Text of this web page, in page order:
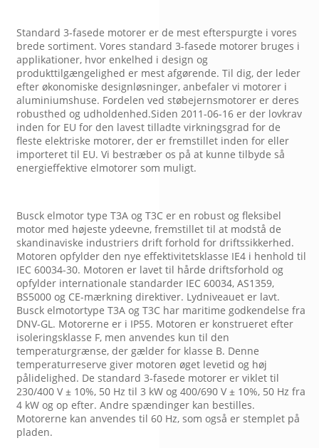
Standard 3-fasede motorer er de mest efterspurgte i vores
brede sortiment. Vores standard 3-fasede motorer bruges i
applikationer, hvor enkelhed i design og
produkttilgængelighed er mest afgørende. Til dig, der leder
efter økonomiske designløsninger, anbefaler vi motorer i
aluminiumshuse. Fordelen ved støbejernsmotorer er deres
robusthed og udholdenhed.Siden 2011-06-16 er der lovkrav
inden for EU for den lavest tilladte virkningsgrad for de
fleste elektriske motorer, der er fremstillet inden for eller
importeret til EU. Vi bestræber os på at kunne tilbyde så
energieffektive elmotorer som muligt.
Busck elmotor type T3A og T3C er en robust og fleksibel
motor med højeste ydeevne, fremstillet til at modstå de
skandinaviske industriers drift forhold for driftssikkerhed.
Motoren opfylder den nye effektivitetsklasse IE4 i henhold til
IEC 60034-30. Motoren er lavet til hårde driftsforhold og
opfylder internationale standarder IEC 60034, AS1359,
BS5000 og CE-mærkning direktiver. Lydniveauet er lavt.
Busck elmotortype T3A og T3C har maritime godkendelse fra
DNV-GL. Motorerne er i IP55. Motoren er konstrueret efter
isoleringsklasse F, men anvendes kun til den
temperaturgrænse, der gælder for klasse B. Denne
temperaturreserve giver motoren øget levetid og høj
pålidelighed. De standard 3-fasede motorer er viklet til
230/400 V ± 10%, 50 Hz til 3 kW og 400/690 V ± 10%, 50 Hz fra
4 kW og op efter. Andre spændinger kan bestilles.
Motorerne kan anvendes til 60 Hz, som også er stemplet på
pladen.